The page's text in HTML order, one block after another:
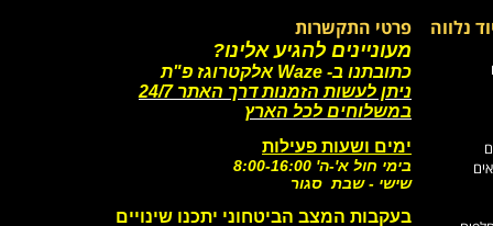
נלווה פרטי התקשרות
מעוניינים להגיע אלינו?
כתובתנו ב- Waze אלקטרוגז פ"ת
ניתן לעשות הזמנות דרך האתר 24/7
במשלוחים לכל הארץ
ימים ושעות פעילות
בימי חול א'-ה' 8:00-16:00
שישי - שבת סגור
בעקבות המצב הביטחוני יתכנו שינויים